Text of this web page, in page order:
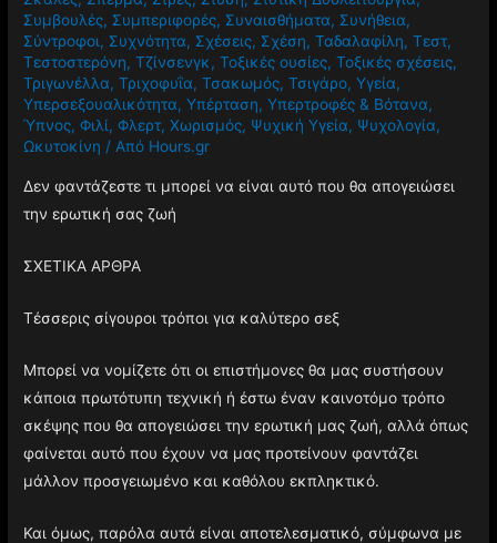
Συμβουλές, Συμπεριφορές, Συναισθήματα, Συνήθεια,
Σύντροφοι, Συχνότητα, Σχέσεις, Σχέση,Ταδαλαφίλη,Τεστ,
Τεστοστερόνη,Τζίνσενγκ,Τοξικές ουσίες,Τοξικές σχέσεις,
Τριγωνέλλα,Τριχοφυΐα,Τσακωμός,Τσιγάρο,Υγεία,
Υπερσεξουαλικότητα,Υπέρταση,Υπερτροφές & Βότανα,
Ύπνος,Φιλί,Φλερτ,Χωρισμός, Ψυχική Υγεία, Ψυχολογία,
Ωκυτοκίνη / Από Hours.gr
Δεν φαντάζεστε τι μπορεί να είναι αυτό που θα απογειώσει
την ερωτική σας ζωή
ΣΧΕΤΙΚΑ ΑΡΘΡΑ
Τέσσερις σίγουροι τρόποι για καλύτερο σεξ
Μπορεί να νομίζετε ότι οι επιστήμονες θα μας συστήσουν
κάποια πρωτότυπη τεχνική ή έστω έναν καινοτόμο τρόπο
σκέψης που θα απογειώσει την ερωτική μας ζωή, αλλά όπως
φαίνεται αυτό που έχουν να μας προτείνουν φαντάζει
μάλλον προσγειωμένο και καθόλου εκπληκτικό.
Και όμως, παρόλα αυτά είναι αποτελεσματικό, σύμφωνα με